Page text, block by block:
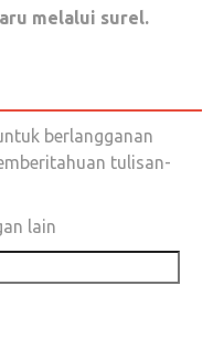
melalui surel.
berlangganan
tulisan-
lain